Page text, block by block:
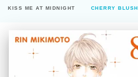
KISS ME AT MIDNIGHT CHERRY BLUSH